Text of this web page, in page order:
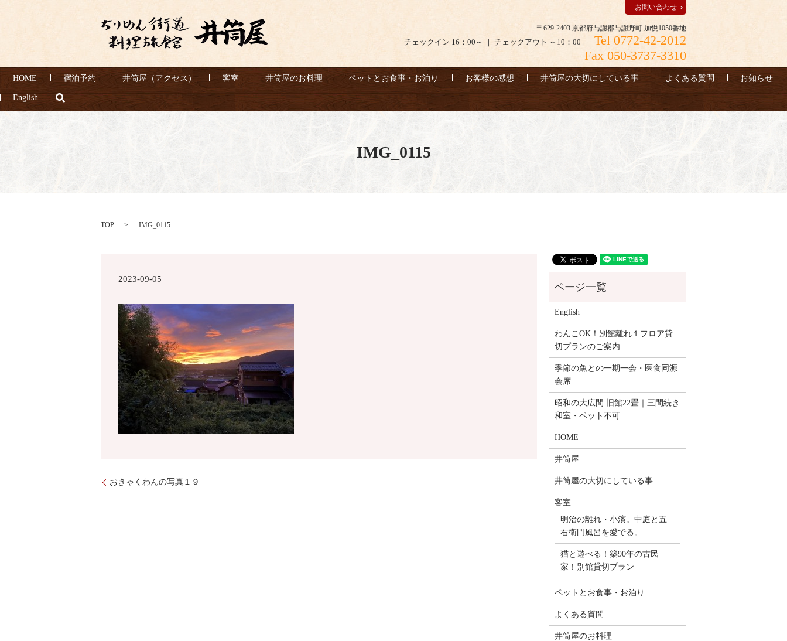
〒629-2403 京都府与謝郡与謝野町 加悦1050番地
チェックイン 16：00～ ｜ チェックアウト ～10：00
Tel 0772-42-2012
Fax 050-3737-3310
お問い合わせ
HOME 宿泊予約 井筒屋（アクセス） 客室 井筒屋のお料理 ペットとお食事・お泊り お客様の感想 井筒屋の大切にしている事 よくある質問 お知らせ
English
IMG_0115
TOP IMG_0115
2023-09-05
おきゃくわんの写真１９
English
わんこOK！別館離れ１フロア貸
切プランのご案内
季節の魚との一期一会・医食同源
会席
昭和の大広間 旧館22畳｜三間続き
和室・ペット不可
HOME
井筒屋
井筒屋の大切にしている事
客室
明治の離れ・小濱。中庭と五
右衛門風呂を愛でる。
猫と遊べる！築90年の古民
家！別館貸切プラン
ペットとお食事・お泊り
よくある質問
井筒屋のお料理